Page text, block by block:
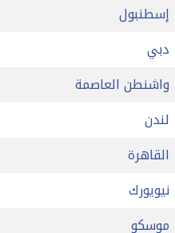
إسطنبول
دبي
واشنطن العاصمة
لندن
القاهرة
نيويورك
موسكو